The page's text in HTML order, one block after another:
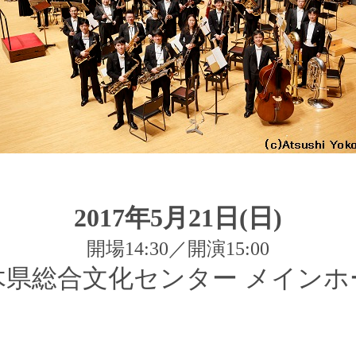
2017年5月21 日(日)
開場14:30／開演15:00
県総合文化センター メインホ